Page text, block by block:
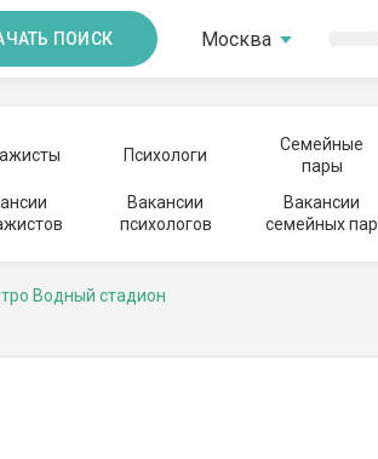
ПОИСК Москва
Психологи
Семейные
пары
Вакансии
психологов
Вакансии
семейных пар
Водный стадион